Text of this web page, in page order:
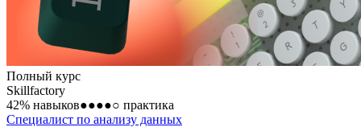
Полный курс
Skillfactory
42% навыков●●●●○ практика
Специалист по анализу данных